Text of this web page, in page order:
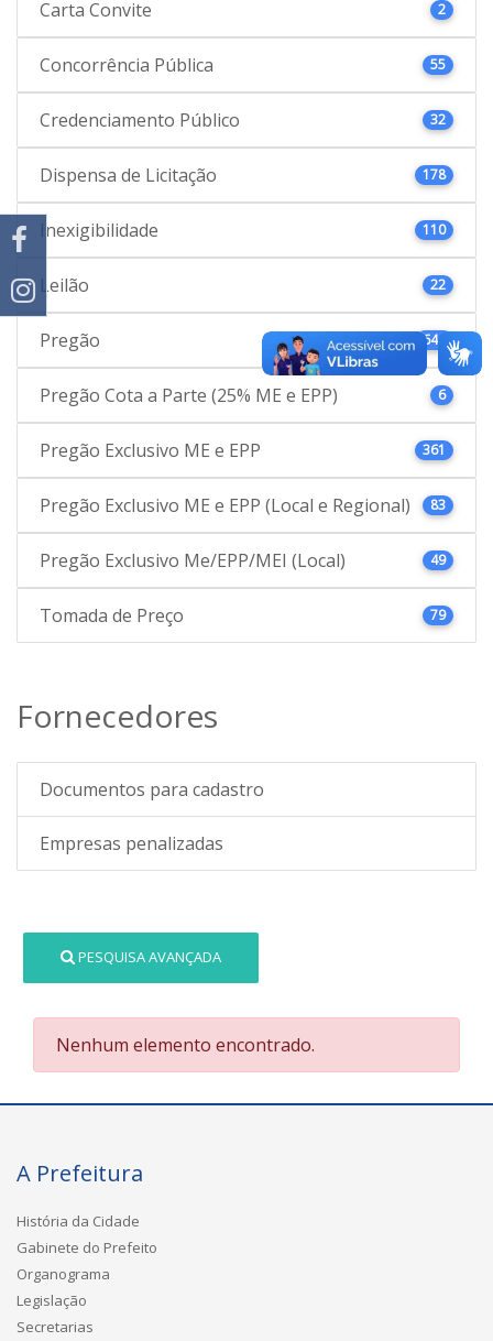
Carta Convite 2
Concorrência Pública 55
Credenciamento Público 32
Dispensa de Licitação 178
Inexigibilidade 110
Leilão 22
Pregão 646
Pregão Cota a Parte (25% ME e EPP) 6
Pregão Exclusivo ME e EPP 361
Pregão Exclusivo ME e EPP (Local e Regional) 83
Pregão Exclusivo Me/EPP/MEI (Local) 49
Tomada de Preço 79
Fornecedores
Documentos para cadastro
Empresas penalizadas
PESQUISA AVANÇADA
Nenhum elemento encontrado.
A Prefeitura
História da Cidade
Gabinete do Prefeito
Organograma
Legislação
Secretarias